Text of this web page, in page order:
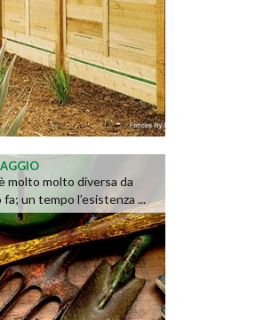
molto molto diversa da
un tempo l’esistenza ...